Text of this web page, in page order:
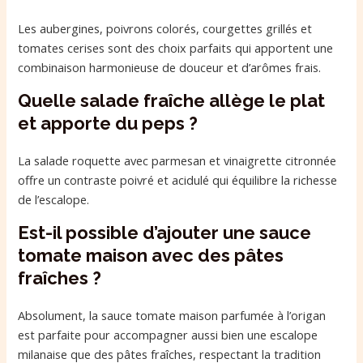
Les aubergines, poivrons colorés, courgettes grillés et
tomates cerises sont des choix parfaits qui apportent une
combinaison harmonieuse de douceur et d’arômes frais.
Quelle salade fraîche allège le plat
et apporte du peps ?
La salade roquette avec parmesan et vinaigrette citronnée
offre un contraste poivré et acidulé qui équilibre la richesse
de l’escalope.
Est-il possible d’ajouter une sauce
tomate maison avec des pâtes
fraîches ?
Absolument, la sauce tomate maison parfumée à l’origan
est parfaite pour accompagner aussi bien une escalope
milanaise que des pâtes fraîches, respectant la tradition